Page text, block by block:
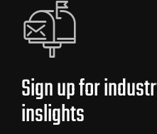
Sign up for
inslights